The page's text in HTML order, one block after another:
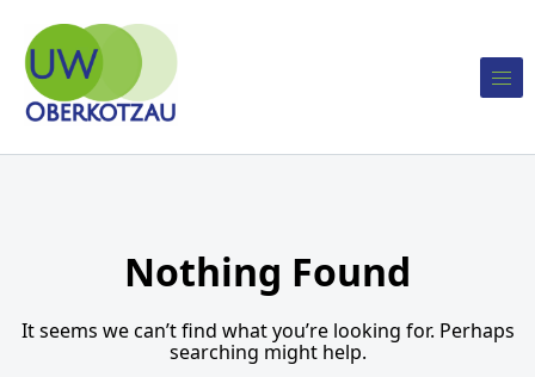
Skip to content
UW Oberkotzau
Nothing Found
It seems we can’t find what you’re looking for. Perhaps
searching might help.